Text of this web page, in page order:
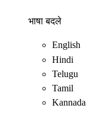
भाषा बदले
English
Hindi
Telugu
Tamil
Kannada